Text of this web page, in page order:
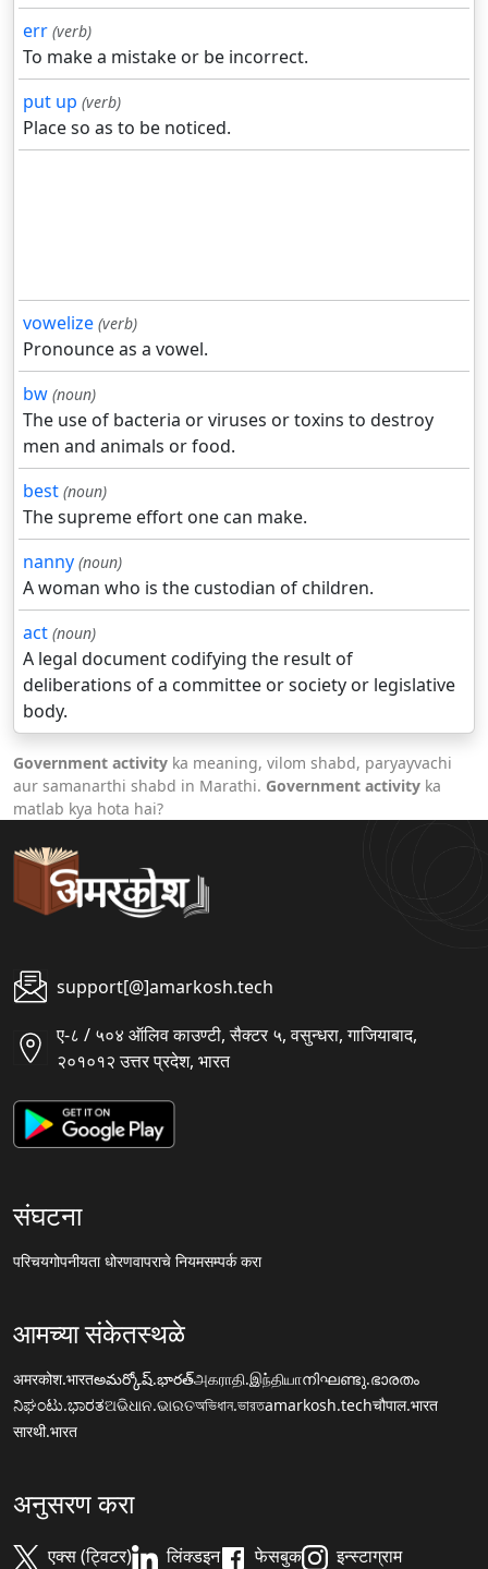
err (verb)
To make a mistake or be incorrect.
put up (verb)
Place so as to be noticed.
vowelize (verb)
Pronounce as a vowel.
bw (noun)
The use of bacteria or viruses or toxins to destroy
men and animals or food.
best (noun)
The supreme effort one can make.
nanny (noun)
A woman who is the custodian of children.
act (noun)
A legal document codifying the result of
deliberations of a committee or society or legislative
body.
Government activity ka meaning, vilom shabd, paryayvachi
aur samanarthi shabd in Marathi. Government activity ka
matlab kya hota hai?
support[@]amarkosh.tech
ए-८ / ५०४ ऑलिव काउण्टी, सैक्टर ५, वसुन्धरा, गाजियाबाद,
२०१०१२ उत्तर प्रदेश, भारत
संघटना
परिचयगोपनीयता धोरणवापराचे नियमसम्पर्क करा
आमच्या संकेतस्थळे
अमरकोश.भारतఅమర్కోష్.భారత్அகராதி.இந்தியாനിഘണ്ടു.ഭാരതം
ನಿಘಂಟು.ಭಾರತଅଭିଧାନ.ଭାରତঅভিধান.ভারতamarkosh.techचौपाल.भारत
सारथी.भारत
अनुसरण करा
एक्स (ट्विटर) लिंक्डइन फेसबुक इन्स्टाग्राम